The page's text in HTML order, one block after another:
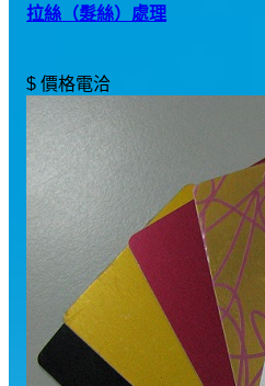
拉絲（髮絲）處理
$ 價格電洽